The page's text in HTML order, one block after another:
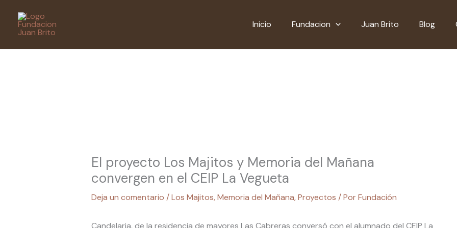
contenido
Inicio Fundacion Juan Brito Blog
El proyecto Los Majitos y Memoria del Mañana
convergen en el CEIP La Vegueta
Deja un comentario /Los Majitos,Memoria del Mañana,Proyectos / PorFundación